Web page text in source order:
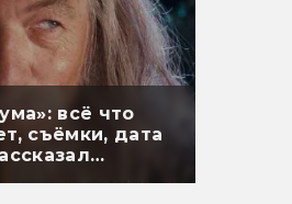
всё что
съёмки, дата